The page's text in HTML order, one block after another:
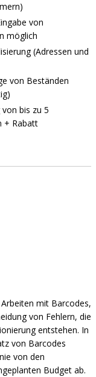
von
möglich
(Adressen und
von Beständen
bis zu 5
+ Rabatt
mit Barcodes,
von Fehlern, die
entstehen. In
von Barcodes
von den
Budget ab.